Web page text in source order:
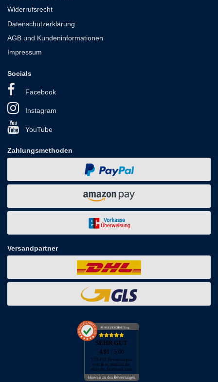
Widerrufsrecht
Datenschutzerklärung
AGB und Kundeninformationen
Impressum
Socials
Facebook
Instagram
YouTube
Zahlungsmethoden
Versandpartner
AUSGEZEICHNET.org
SEHR GUT
4.91 / 5.00
173.452 Bewertungen
von hier, amazon.de,
ebay.de, facebook.com
Hinweis zu den Bewertungen